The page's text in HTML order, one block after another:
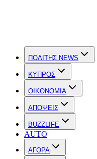
ΠΟΛΙΤΗΣ NEWS
ΚΥΠΡΟΣ
OIKONOMIA
ΑΠΟΨΕΙΣ
BUZZLIFE
AUTO
ΑΓΟΡΑ